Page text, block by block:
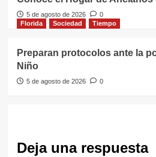
5 de agosto de 2026
0
Florida
Sociedad Tiempo
Preparan protocolos ante la
Niño
5 de agosto de 2026 0
Deja una respuesta